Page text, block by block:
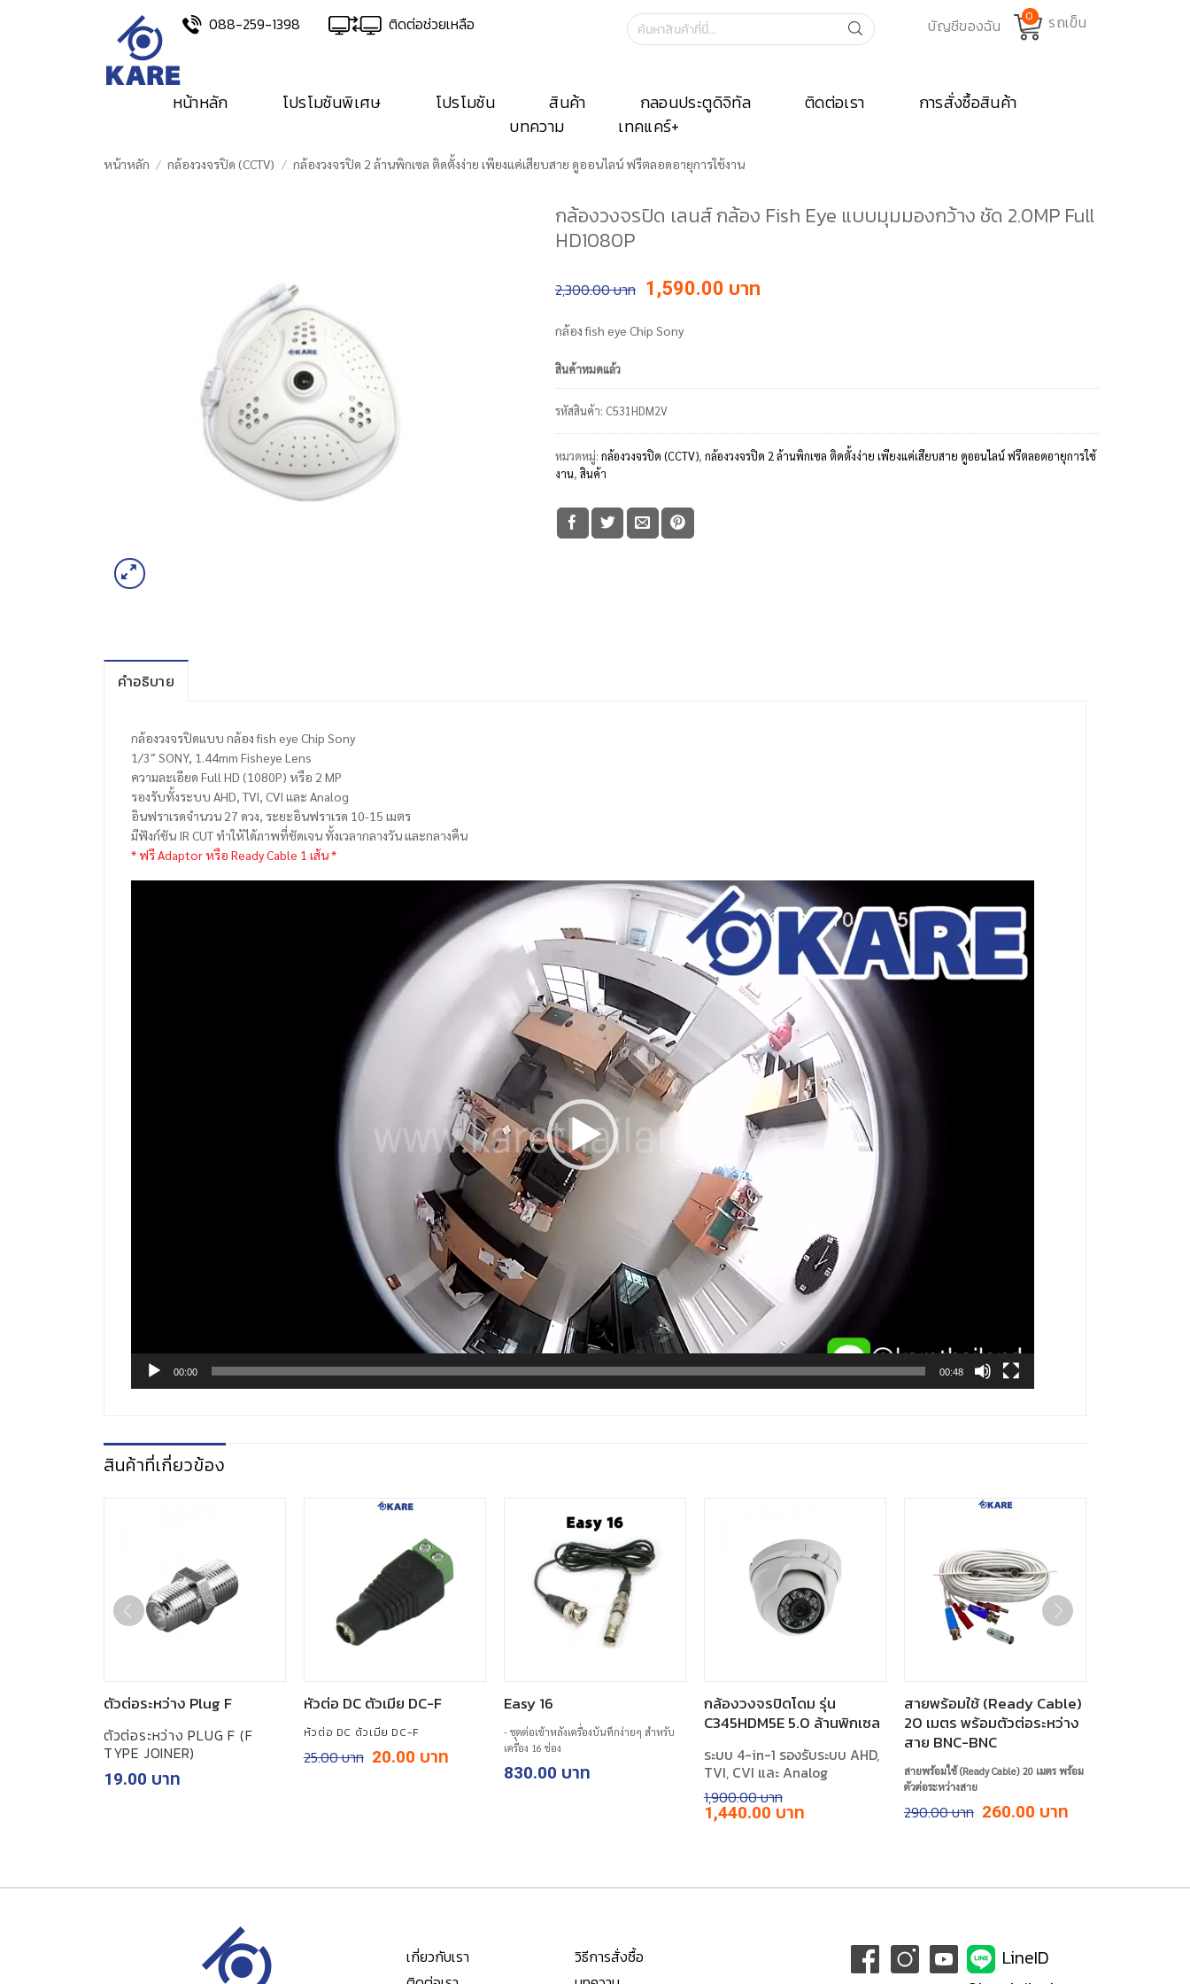
088-259-1398 ติดต่อช่วยเหลือ ค้นหา:
0
หน้าหลัก โปรโมชันพิเศษ โปรโมชัน สินค้า กลอนประตูดิจิทัล ติดต่อเรา
การสั่งซื้อสินค้า
บทความ
เทคแคร์+
หน้าหลัก / กล้องวงจรปิด (CCTV) / กล้องวงจรปิด 2 ล้านพิกเซล ติดตั้งง่าย เพียงแค่เสียบสาย ดูออนไลน์ ฟรีตลอดอายุการใช้งาน
กล้องวงจรปิด เลนส์ กล้อง Fish Eye แบบมุมมองกว้าง ชัด 2.0MP Full
HD1080P
2,300.00 Original
price
was:
1,590.00 Current
กล้อง fish eye Chip Sony
สินค้าหมดแล้ว
รหัสสินค้า: C531HDM2V
หมวดหมู่: กล้องวงจรปิด (CCTV), กล้องวงจรปิด 2 ล้านพิกเซล ติดตั้งง่าย เพียงแค่เสียบสาย ดูออนไลน์ ฟรีตลอดอายุการใช้
งาน, สินค้า
คำอธิบาย
กล้องวงจรปิดแบบ กล้อง fish eye Chip Sony
1/3″ SONY, 1.44mm Fisheye Lens
ความละเอียด Full HD (1080P) หรือ 2 MP
รองรับทั้งระบบ AHD, TVI, CVI และ Analog
อินฟราเรดจำนวน 27 ดวง, ระยะอินฟราเรด 10-15 เมตร
มีฟังก์ชัน IR CUT ทำให้ได้ภาพที่ชัดเจน ทั้งเวลากลางวัน และกลางคืน
* ฟรี Adaptor หรือ Ready Cable 1 เส้น *
00:00 00:48
สินค้าที่เกี่ยวข้อง
ตัวต่อระหว่าง Plug F
19.00
ตัวต่อระหว่าง PLUG F (F
TYPE JOINER)
หัวต่อ DC ตัวเมีย DC-F
25.00 Original
price
20.00 Current
price
หัวต่อ DC ตัวเมีย DC-F
Easy 16
830.00
- ชุดต่อเข้าหลังเครื่องบันทึกง่ายๆ สำหรับ
เครื่อง 16 ช่อง
กล้องวงจรปิดโดม รุ่น
C345HDM5E 5.0 ล้านพิกเซล
1,900.00
Original
price
1,440.00 Current
price
ระบบ 4-in-1 รองรับระบบ AHD,
TVI, CVI และ Analog
สายพร้อมใช้ (Ready Cable)
20 เมตร พร้อมตัวต่อระหว่าง
สาย BNC-BNC
290.00 Original
price
260.00 Current
price
สายพร้อมใช้ (Ready Cable) 20 เมตร พร้อม
ตัวต่อระหว่างสาย
เกี่ยวกับเรา
วิธีการสั่งซื้อ
LineID